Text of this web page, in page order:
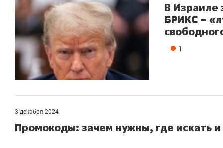
В Израиле
БРИКС –
1
3 декабря 2024
Промокоды: зачем нужны, где искать и